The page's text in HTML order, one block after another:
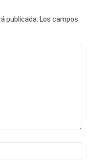
publicada. Los campos